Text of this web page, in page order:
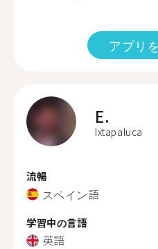
アプリ
E.
Ixtapaluca
流暢
スペイン語
学習中の言語
英語